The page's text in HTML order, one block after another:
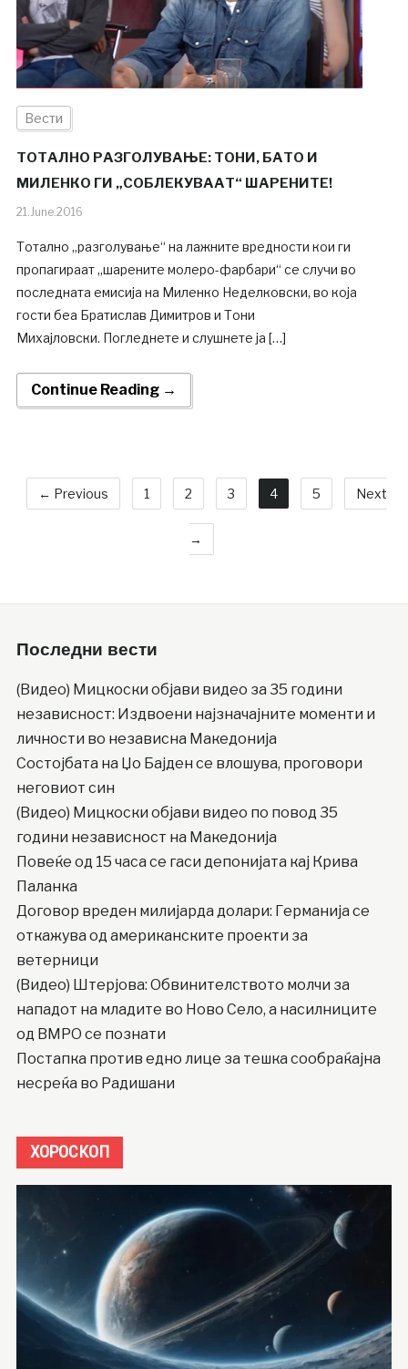
Вести
ТОТАЛНО РАЗГОЛУВАЊЕ: ТОНИ, БАТО И
МИЛЕНКО ГИ „СОБЛЕКУВААТ“ ШАРЕНИТЕ!
21.June.2016
Тотално „разголување“ на лажните вредности кои ги
пропагираат „шарените молеро-фарбари“ се случи во
последната емисија на Миленко Неделковски, во која
гости беа Братислав Димитров и Тони
Михајловски. Погледнете и слушнете ја […]
Continue Reading →
← Previous 1 2 3 4 5 Next
→
Последни вести
(Видео) Мицкоски објави видео за 35 години
независност: Издвоени најзначајните моменти и
личности во независна Македонија
Состојбата на Џо Бајден се влошува, проговори
неговиот син
(Видео) Мицкоски објави видео по повод 35
години независност на Македонија
Повеќе од 15 часа се гаси депонијата кај Крива
Паланка
Договор вреден милијарда долари: Германија се
откажува од американските проекти за
ветерници
(Видео) Штерјова: Обвинителството молчи за
нападот на младите во Ново Село, а насилниците
од ВМРО се познати
Постапка против едно лице за тешка сообраќајна
несреќа во Радишани
ХОРОСКОП